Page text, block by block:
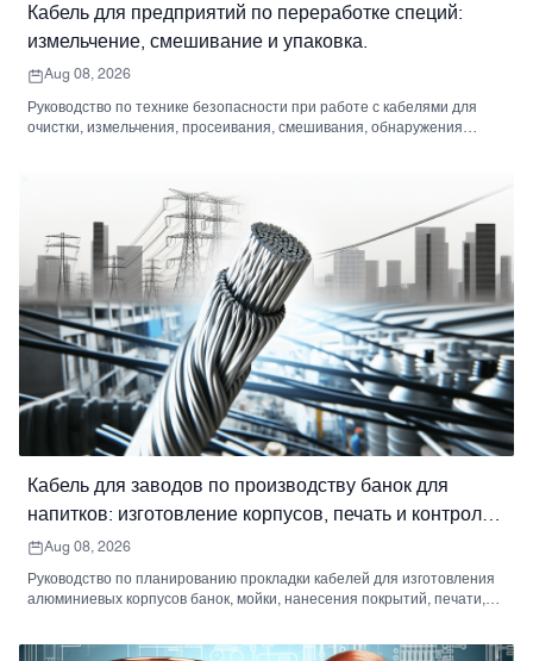
Кабель для предприятий по переработке специй:
измельчение, смешивание и упаковка.
Aug 08, 2026
Руководство по технике безопасности при работе с кабелями для
очистки, измельчения, просеивания, смешивания, обнаружения
Кабель для заводов по производству банок для
напитков: изготовление корпусов, печать и контроль
качества.
Aug 08, 2026
Руководство по планированию прокладки кабелей для изготовления
алюминиевых корпусов банок, мойки, нанесения покрытий, печати,